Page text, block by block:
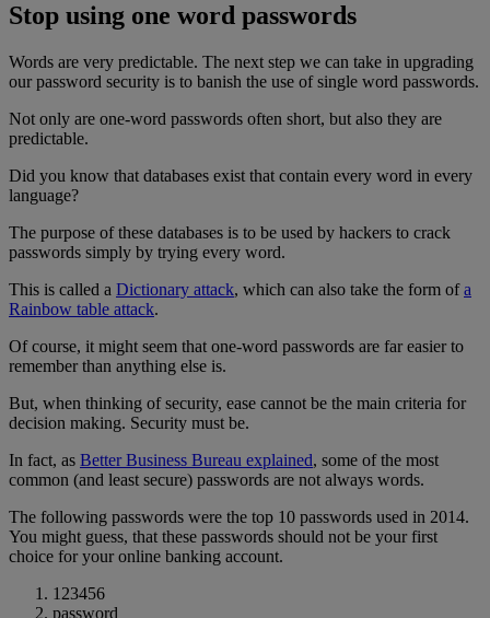
Stop using one word passwords
Words are very predictable. The next step we can take in upgrading
our password security is to banish the use of single word passwords.
Not only are one-word passwords often short, but also they are
predictable.
Did you know that databases exist that contain every word in every
language?
The purpose of these databases is to be used by hackers to crack
passwords simply by trying every word.
This is called a Dictionary attack, which can also take the form ofa
Rainbow table attack.
Of course, it might seem that one-word passwords are far easier to
remember than anything else is.
But, when thinking of security, ease cannot be the main criteria for
decision making. Security must be.
In fact, as Better Business Bureau explained, some of the most
common (and least secure) passwords are not always words.
The following passwords were the top 10 passwords used in 2014.
You might guess, that these passwords should not be your first
choice for your online banking account.
123456
password